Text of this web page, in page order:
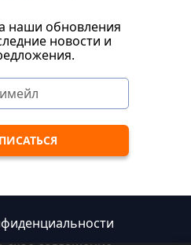
наши обновления
новости и